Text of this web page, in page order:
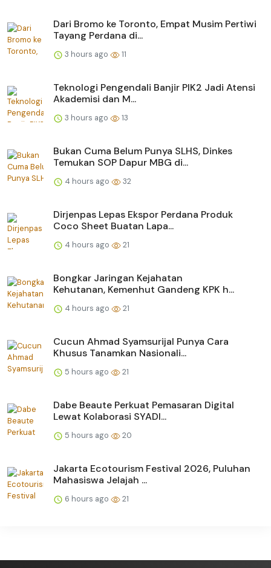
Dari Bromo ke Toronto, Empat Musim Pertiwi
Tayang Perdana di...
3 hours ago 11
Teknologi Pengendali Banjir PIK2 Jadi Atensi
Akademisi dan M...
3 hours ago 13
Bukan Cuma Belum Punya SLHS, Dinkes
Temukan SOP Dapur MBG di...
4 hours ago 32
Dirjenpas Lepas Ekspor Perdana Produk
Coco Sheet Buatan Lapa...
4 hours ago 21
Bongkar Jaringan Kejahatan
Kehutanan, Kemenhut Gandeng KPK h...
4 hours ago 21
Cucun Ahmad Syamsurijal Punya Cara
Khusus Tanamkan Nasionali...
5 hours ago 21
Dabe Beaute Perkuat Pemasaran Digital
Lewat Kolaborasi SYADI...
5 hours ago 20
Jakarta Ecotourism Festival 2026, Puluhan
Mahasiswa Jelajah ...
6 hours ago 21